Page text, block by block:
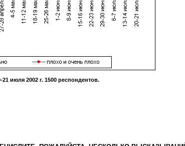
21 июля 2002 г. 1500 респондентов.